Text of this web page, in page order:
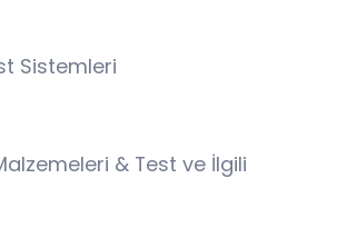
Sistemleri
& Test ve İlgili